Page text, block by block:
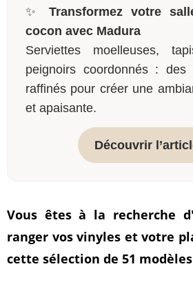
✨ Transformez votre
cocon avec Madura
Serviettes moelleuses,
peignoirs coordonnés :
raffinés pour créer une
et apaisante.
Découvrir
Vous êtes à la recherche
ranger vos vinyles et votre
cette sélection de 51